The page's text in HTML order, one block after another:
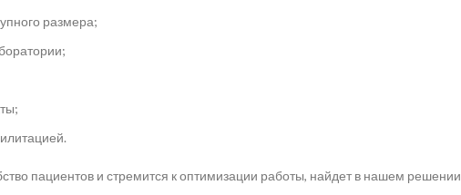
размера;
пациентов и стремится к оптимизации работы, найдет в нашем решении